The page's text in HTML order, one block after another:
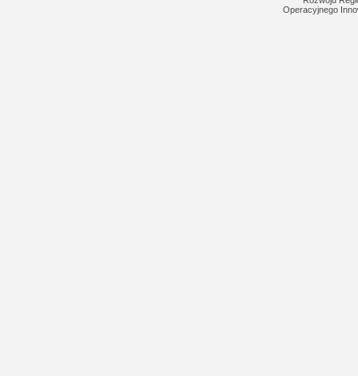
Operacyjnego